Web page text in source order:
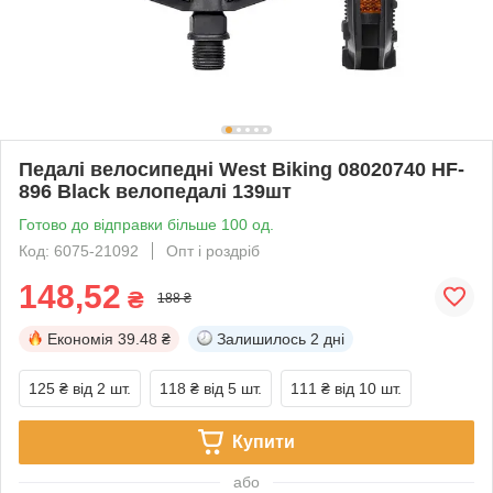
Педалі велосипедні West Biking 08020740 HF-
896 Black велопедалі 139шт
Готово до відправки більше 100 од.
Код: 6075-21092
Опт і роздріб
148,52 ₴ 188 ₴
Економія 39.48 ₴ Залишилось 2 дні
125 ₴ від 2 шт. 118 ₴ від 5 шт. 111 ₴ від 10 шт.
Купити
або